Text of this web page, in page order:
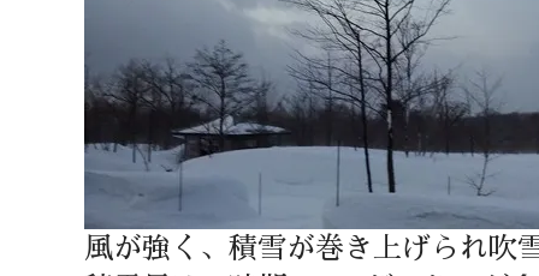
風が強く、積雪が巻き上げられ吹